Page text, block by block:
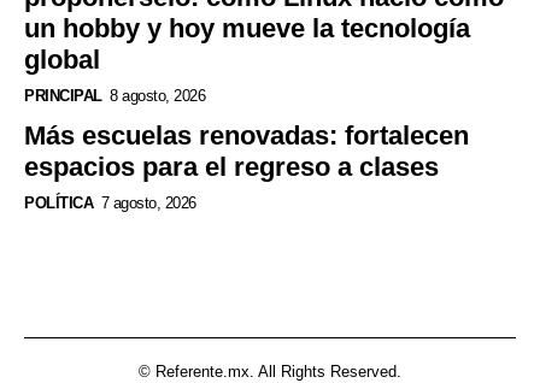
un hobby y hoy mueve la tecnología
global
PRINCIPAL 8 agosto, 2026
Más escuelas renovadas: fortalecen
espacios para el regreso a clases
POLÍTICA 7 agosto, 2026
© Referente.mx. All Rights Reserved.